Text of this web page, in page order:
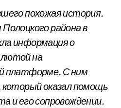
похожая история.
района в
информация о
на
платформе. С ним
который оказал помощь
и его сопровождении.